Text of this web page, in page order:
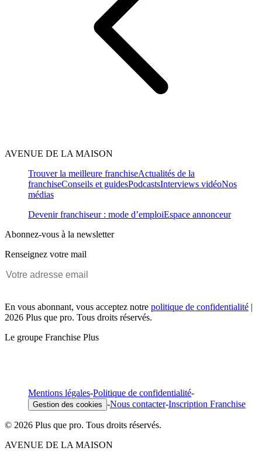
AVENUE DE LA MAISON
Trouver la meilleure franchiseActualités de la
franchiseConseils et guidesPodcastsInterviews vidéoNos
médias
Devenir franchiseur : mode d’emploiEspace annonceur
Abonnez-vous à la newsletter
Renseignez votre mail
En vous abonnant, vous acceptez notre politique de confidentialité |
2026 Plus que pro. Tous droits réservés.
Le groupe Franchise Plus
Mentions légales-Politique de confidentialité-
Gestion des cookies -Nous contacter-Inscription Franchise
© 2026 Plus que pro. Tous droits réservés.
AVENUE DE LA MAISON